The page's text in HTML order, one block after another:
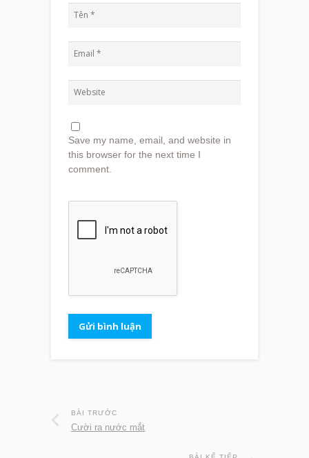
Save my name, email, and website in
this browser for the next time I
comment.
BÀI TRƯỚC
Cười ra nước mắt